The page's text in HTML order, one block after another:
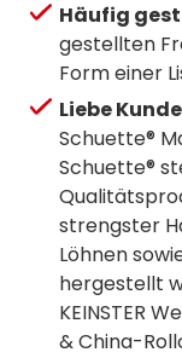
Häufig
gestellten
Form einer
Liebe
Schuette®
Schuette®
strengster
Löhnen
hergestellt
KEINSTER
& China-